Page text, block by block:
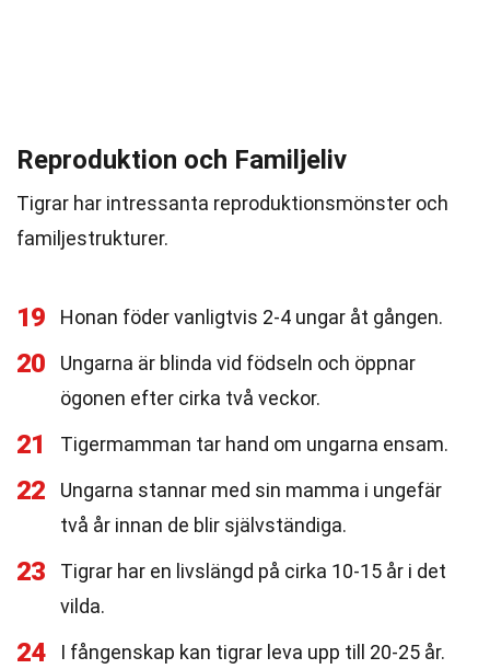
Reproduktion och Familjeliv
Tigrar har intressanta reproduktionsmönster och
familjestrukturer.
19 Honan föder vanligtvis 2-4 ungar åt gången.
20
Ungarna är blinda vid födseln och öppnar
ögonen efter cirka två veckor.
21 Tigermamman tar hand om ungarna ensam.
22
Ungarna stannar med sin mamma i ungefär
två år innan de blir självständiga.
23
Tigrar har en livslängd på cirka 10-15 år i det
vilda.
24 I fångenskap kan tigrar leva upp till 20-25 år.